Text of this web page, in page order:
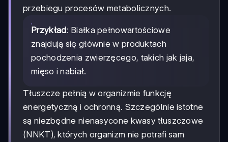
przebiegu procesów metabolicznych.
Przykład: Białka pełnowartościowe
znajdują się głównie w produktach
pochodzenia zwierzęcego, takich jak jaja,
mięso i nabiał.
Tłuszcze pełnią w organizmie funkcję
energetyczną i ochronną. Szczególnie istotne
są niezbędne nienasycone kwasy tłuszczowe
(NNKT), których organizm nie potrafi sam